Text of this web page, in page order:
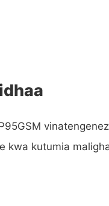
kwa kutumia